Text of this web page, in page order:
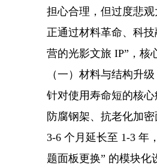
担心合理，但过度悲
正通过材料革命、科
营的光影文旅 IP”，核
（一）材料与结构升
针对使用寿命短的核
防腐钢架、抗老化加
3-6 个月延长至 1-3 年
题面板更换” 的模块化